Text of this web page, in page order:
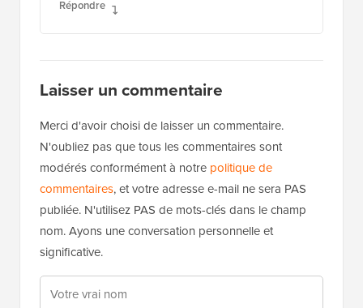
Répondre
Laisser un commentaire
Merci d'avoir choisi de laisser un commentaire.
N'oubliez pas que tous les commentaires sont
modérés conformément à notre politique de
commentaires, et votre adresse e-mail ne sera PAS
publiée. N'utilisez PAS de mots-clés dans le champ
nom. Ayons une conversation personnelle et
significative.